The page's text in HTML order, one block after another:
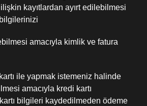
kayıtlardan ayırt edilebilmesi
amacıyla kimlik ve fatura
ile yapmak istemeniz halinde
amacıyla kredi kartı
bilgileri kaydedilmeden ödeme